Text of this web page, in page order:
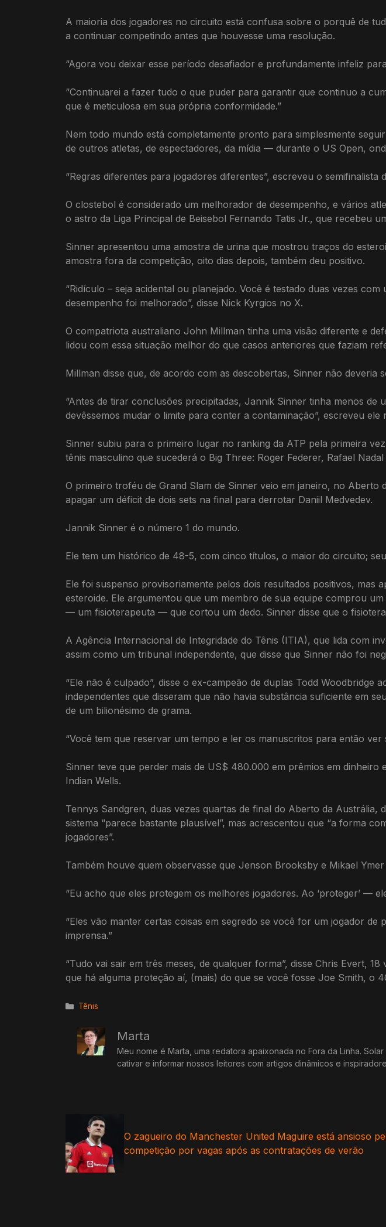
A maioria dos jogadores no circuito está confusa sobre o porquê de
a continuar competindo antes que houvesse uma resolução.
“Agora vou deixar esse período desafiador e profundamente infeliz
“Continuarei a fazer tudo o que puder para garantir que continuo a
que é meticulosa em sua própria conformidade.”
Nem todo mundo está completamente pronto para simplesmente
de outros atletas, de espectadores, da mídia — durante o US Open,
“Regras diferentes para jogadores diferentes”, escreveu o
O clostebol é considerado um melhorador de desempenho, e vários
o astro da Liga Principal de Beisebol Fernando Tatis Jr., que recebeu
Sinner apresentou uma amostra de urina que mostrou traços do
amostra fora da competição, oito dias depois, também deu positivo.
“Ridículo – seja acidental ou planejado. Você é testado duas vezes
desempenho foi melhorado”, disse Nick Kyrgios no X.
O compatriota australiano John Millman tinha uma visão diferente e
lidou com essa situação melhor do que casos anteriores que faziam
Millman disse que, de acordo com as descobertas, Sinner não deveria
“Antes de tirar conclusões precipitadas, Jannik Sinner tinha menos
devêssemos mudar o limite para conter a contaminação”, escreveu ele
Sinner subiu para o primeiro lugar no ranking da ATP pela primeira
tênis masculino que sucederá o Big Three: Roger Federer, Rafael
O primeiro troféu de Grand Slam de Sinner veio em janeiro, no Aberto
apagar um déficit de dois sets na final para derrotar Daniil Medvedev.
Jannik Sinner é o número 1 do mundo.
Ele tem um histórico de 48-5, com cinco títulos, o maior do circuito;
Ele foi suspenso provisoriamente pelos dois resultados positivos, mas
esteroide. Ele argumentou que um membro de sua equipe comprou
— um fisioterapeuta — que cortou um dedo. Sinner disse que o
A Agência Internacional de Integridade do Tênis (ITIA), que lida com
assim como um tribunal independente, que disse que Sinner não foi
“Ele não é culpado”, disse o ex-campeão de duplas Todd
independentes que disseram que não havia substância suficiente em
de um bilionésimo de grama.
“Você tem que reservar um tempo e ler os manuscritos para então ver
Sinner teve que perder mais de US$ 480.000 em prêmios em
Indian Wells.
Tennys Sandgren, duas vezes quartas de final do Aberto da
sistema “parece bastante plausível”, mas acrescentou que “a forma
jogadores”.
Também houve quem observasse que Jenson Brooksby e Mikael
“Eu acho que eles protegem os melhores jogadores. Ao ‘proteger’ —
“Eles vão manter certas coisas em segredo se você for um jogador
imprensa.”
“Tudo vai sair em três meses, de qualquer forma”, disse Chris Evert,
que há alguma proteção aí, (mais) do que se você fosse Joe Smith, o
Categorias
Tênis
Marta
Meu nome é Marta, uma redatora apaixonada no Fora da Linha.
cativar e informar nossos leitores com artigos dinâmicos e
O zagueiro do Manchester United Maguire está ansioso
competição por vagas após as contratações de verão